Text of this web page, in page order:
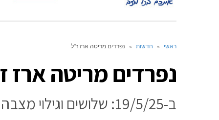
ראשי » חדשות » נפרדים מריטה ארז ז”ל
נפרדים מריטה ארז
ב-19/5/25: שלושים וגילוי מצבה * סיפור חייה ודברי הספד וזיכרון